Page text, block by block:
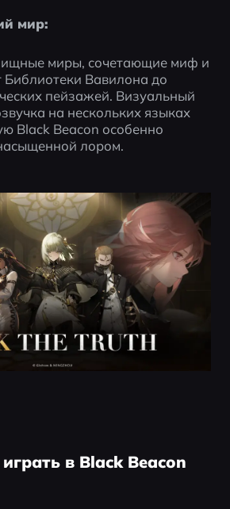
мир:
миры, сочетающие миф и
Библиотеки Вавилона до
пейзажей. Визуальный
на нескольких языках
Black Beacon особенно
лором.
в Black Beacon